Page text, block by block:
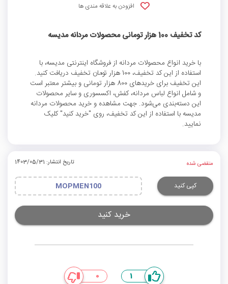
افزودن به علاقه مندی ها
کد تخفیف 100 هزار تومانی محصولات مردانه مدیسه
با خرید انواع محصولات مردانه از فروشگاه اینترنتی مدیسه، با
استفاده از این کد تخفیف، 100 هزار تومان تخفیف دریافت کنید.
این تخفیف برای خریدهای 800 هزار تومانی و بیشتر معتبر است
و شامل انواع لباس مردانه، کفش، اکسسوری و سایر محصولات
این دسته‌بندی می‌شود. جهت مشاهده و خرید محصولات مردانه
مدیسه با استفاده از این کد تخفیف، روی "خرید کنید" کلیک
نمایید.
منقضی شده تاریخ انتشار: 1403/05/31
کپی کنید MOPMEN100
خرید کنید
1
0